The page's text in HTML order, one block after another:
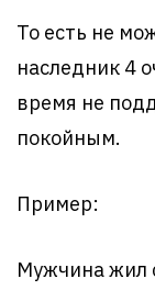
То есть не
наследник 4
время не
покойным.
Пример:
Мужчина жил